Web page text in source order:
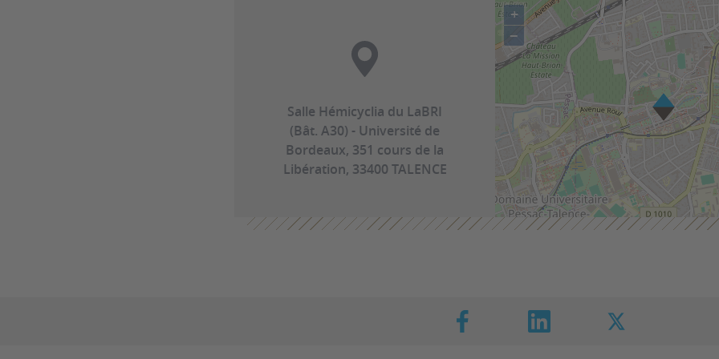
Salle Hémicyclia du LaBRI
(Bât. A30) - Université de
Bordeaux, 351 cours de la
Libération, 33400 TALENCE
+
−